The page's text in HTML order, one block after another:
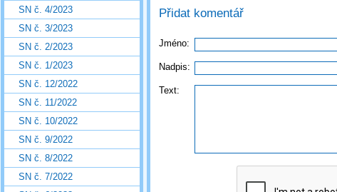
Přidat komentář
Jméno:
Nadpis:
Text:
SN č. 4/2023
SN č. 3/2023
SN č. 2/2023
SN č. 1/2023
SN č. 12/2022
SN č. 11/2022
SN č. 10/2022
SN č. 9/2022
SN č. 8/2022
SN č. 7/2022